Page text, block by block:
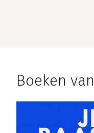
Boeken